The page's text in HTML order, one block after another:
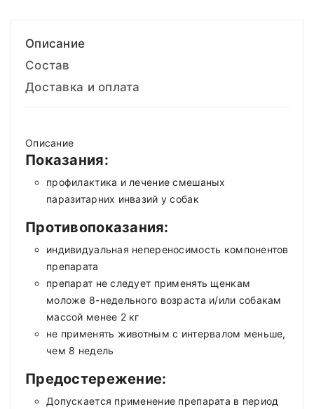
Описание
Состав
Доставка и оплата
Описание
Показания:
профилактика и лечение смешаных
паразитарних инвазий у собак
Противопоказания:
индивидуальная непереносимость компонентов
препарата
препарат не следует применять щенкам
моложе 8-недельного возраста и/или собакам
массой менее 2 кг
не применять животным с интервалом меньше,
чем 8 недель
Предостережение:
Допускается применение препарата в период